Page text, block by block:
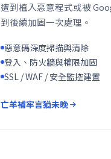
遭到植入惡意程式或被
到後續加固一次處理。
惡意碼深度掃描與清除
登入、防火牆與權限加固
SSL / WAF / 安全監控建置
亡羊補牢言猶未晚